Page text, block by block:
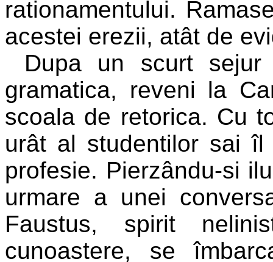
rationamentului.
acestei erezii, atât de
Dupa un scurt
gramatica, reveni la
scoala de retorica. Cu
urât al studentilor sai îl
profesie. Pierzându-si
urmare a unei
Faustus, spirit
cunoastere, se